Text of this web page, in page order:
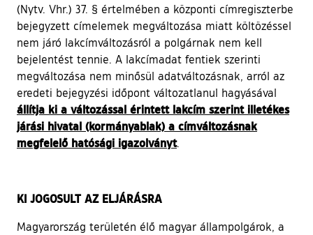
(Nytv. Vhr.) 37. § értelmében a központi címregiszterbe
bejegyzett címelemek megváltozása miatt költözéssel
nem járó lakcímváltozásról a polgárnak nem kell
bejelentést tennie. A lakcímadat fentiek szerinti
megváltozása nem minősül adatváltozásnak, arról az
eredeti bejegyzési időpont változatlanul hagyásával
állítja ki a változással érintett lakcím szerint illetékes
járási hivatal (kormányablak) a címváltozásnak
megfelelő hatósági igazolványt.
KI JOGOSULT AZ ELJÁRÁSRA
Magyarország területén élő magyar állampolgárok, a